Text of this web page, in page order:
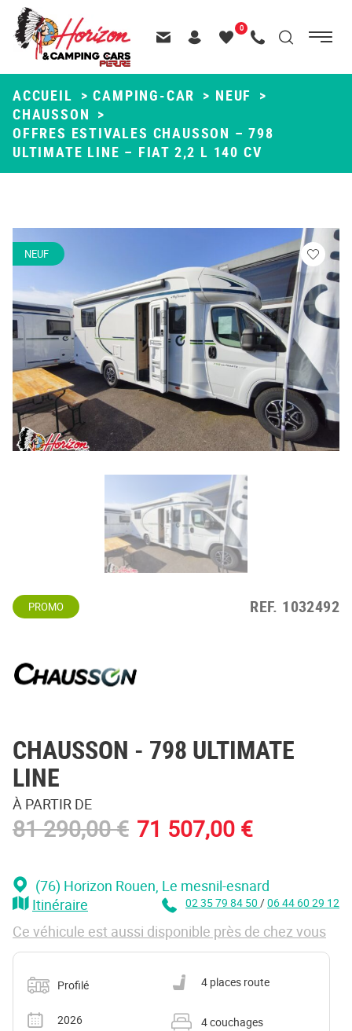
Passer
contenu
Menu
principal
Menu
Recherche
0
ACCUEIL > CAMPING-CAR > NEUF >
CHAUSSON >
OFFRES ESTIVALES CHAUSSON – 798
ULTIMATE LINE – FIAT 2,2 L 140 CV
NEUF
Veuillez
vous
PROMO REF. 1032492
CHAUSSON - 798 ULTIMATE
LINE
À PARTIR DE
81 290,00 € 71 507,00 €
(76) Horizon Rouen , Le mesnil-esnard
Itinéraire
02 35 79 84 50 /06 44 60 29 12
Ce véhicule est aussi disponible près de chez vous
Catégorie
Profilé
Nombre de places carte grise
4 places route
Année
2026
Nombre de couchages
4 couchages